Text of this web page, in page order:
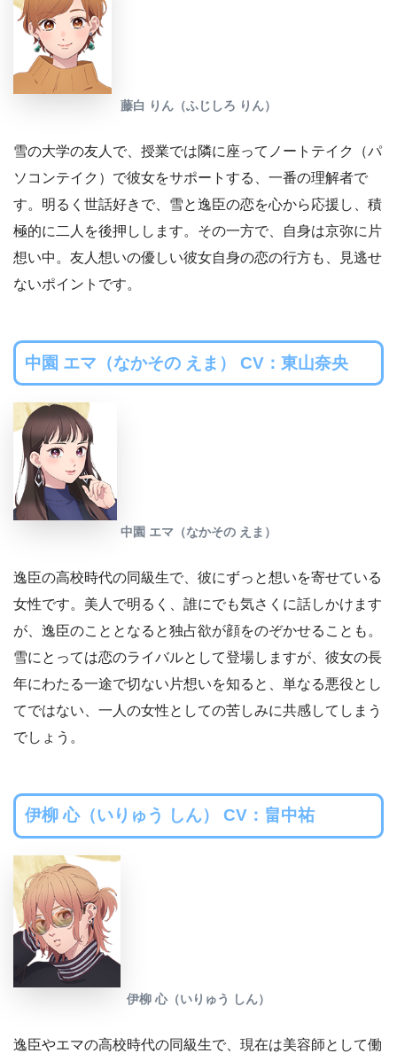
藤白 りん（ふじしろ りん）
雪の大学の友人で、授業では隣に座ってノートテイク（パ
ソコンテイク）で彼女をサポートする、一番の理解者で
す。明るく世話好きで、雪と逸臣の恋を心から応援し、積
極的に二人を後押しします。その一方で、自身は京弥に片
想い中。友人想いの優しい彼女自身の恋の行方も、見逃せ
ないポイントです。
中園 エマ（なかその えま） CV：東山奈央
中園 エマ（なかその えま）
逸臣の高校時代の同級生で、彼にずっと想いを寄せている
女性です。美人で明るく、誰にでも気さくに話しかけます
が、逸臣のこととなると独占欲が顔をのぞかせることも。
雪にとっては恋のライバルとして登場しますが、彼女の長
年にわたる一途で切ない片想いを知ると、単なる悪役とし
てではない、一人の女性としての苦しみに共感してしまう
でしょう。
伊柳 心（いりゅう しん） CV：畠中祐
伊柳 心（いりゅう しん）
逸臣やエマの高校時代の同級生で、現在は美容師として働